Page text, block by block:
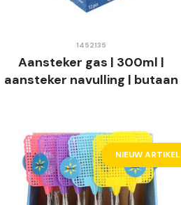
1452135
Aansteker gas | 300ml |
aansteker navulling | butaan
NIEUW ARTIKEL